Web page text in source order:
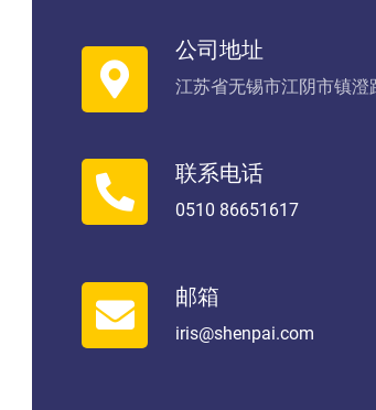
公司地址
江苏省无锡市江阴市镇澄
联系电话
0510 86651617
邮箱
iris@shenpai.com